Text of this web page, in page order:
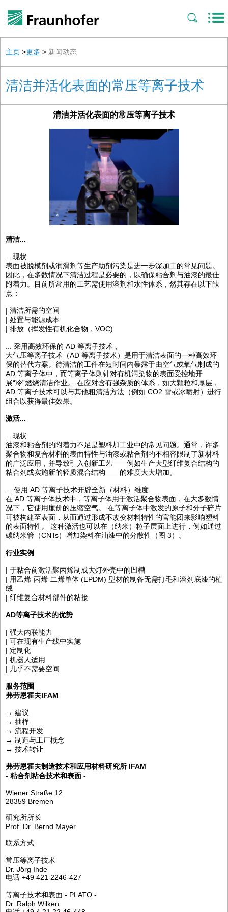
主页 >更多 > 新闻动态
清洁并活化表面的常压等离子技术
清洁并活化表面的常压等离子技术
清洁...
…现状
表面被脱模剂或润滑剂等生产助剂污染是进一步深加工的常见问题。
因此，在多数情况下清洁过程是必要的，以确保粘合剂与油漆的最佳
附着力。目前所常用的工艺需使用溶剂和水性体系，然其存在以下缺
点：
| 清洁所需的空间
| 处置与能源成本
| 排放（挥发性有机化合物，VOC)
... 采用高效环保的 AD 等离子技术，
大气压等离子技术（AD 等离子技术）是用于清洁表面的一种高效环
保的替代方案。待清洁的工件在短时间内暴露于由空气或氧气制成的
AD 等离子体中，而等离子体则针对有机污染物的表面受控地开
展“冷”燃烧清洁作业。 在应对含有强杂质的体系，如大颗粒和厚层，
AD 等离子技术可以与其他粗清洁方法（例如 CO2 雪或冰喷射）进行
组合以获得最佳效果。
激活...
…现状
油漆和粘合剂的附着力不足是塑料加工业中的常见问题。通常，许多
聚合物和复合材料的表面特性与油漆或粘合剂的不相容限制了新材料
的广泛应用，并导致引入创新工艺——例如生产大型纤维复合结构的
粘合剂或实施新的轻质混合结构——的难度大大增加。
... 使用 AD 等离子技术开辟全新（材料）维度
在 AD 等离子体技术中，等离子体用于激活聚合物表面，在大多数情
况下，它使用廉价的压缩空气。 在等离子体中激发的原子和分子碎片
可被构建至表面，从而通过形成不改变材料特性的官能团来影响塑料
的表面特性。 这种激活也可以在（纳米）粒子层面上进行，例如通过
碳纳米管（CNTs）增加染料在油漆中的分散性（图 3）。
行业实例
| 于粘合前激活聚丙烯制成大灯外壳中的凹槽
| 用乙烯-丙烯-二烯单体 (EPDM) 型材的制备无需打毛和溶剂底漆的植
绒
| 纤维复合材料部件的粘接
AD等离子技术的优势
| 强大内联能力
| 可在现有生产线中实施
| 定制化
| 机器人适用
| 几乎不需要空间
服务范围
弗劳恩霍夫IFAM
→ 建议
→ 抽样
→ 流程开发
→ 制造与工厂概念
→ 技术转让
弗劳恩霍夫制造技术和应用材料研究所 IFAM
- 粘合剂粘合技术和表面 -
Wiener Straße 12
28359 Bremen
研究所所长
Prof. Dr. Bernd Mayer
联系方式
常压等离子技术
Dr. Jörg Ihde
电话 +49 421 2246-427
等离子技术和表面 - PLATO -
Dr. Ralph Wilken